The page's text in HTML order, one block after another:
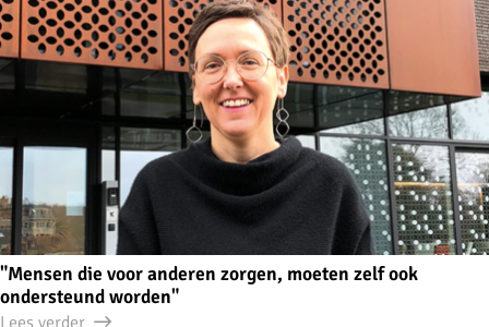
"Mensen die voor anderen zorgen, moeten zelf ook
ondersteund worden"
Lees verder